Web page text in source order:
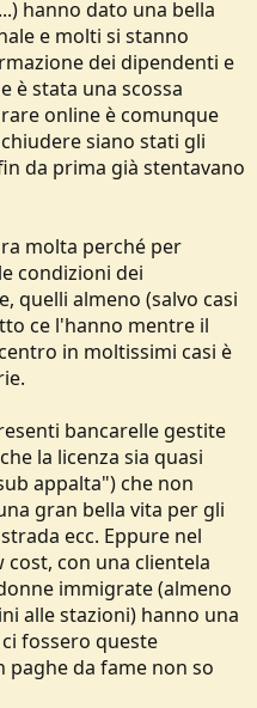
hanno dato una bella
e molti si stanno
dei dipendenti e
è stata una scossa
online è comunque
siano stati gli
da prima già stentavano
molta perché per
condizioni dei
quelli almeno (salvo casi
ce l'hanno mentre il
in moltissimi casi è
bancarelle gestite
la licenza sia quasi
appalta") che non
gran bella vita per gli
ecc. Eppure nel
con una clientela
immigrate (almeno
alle stazioni) hanno una
fossero queste
da fame non so